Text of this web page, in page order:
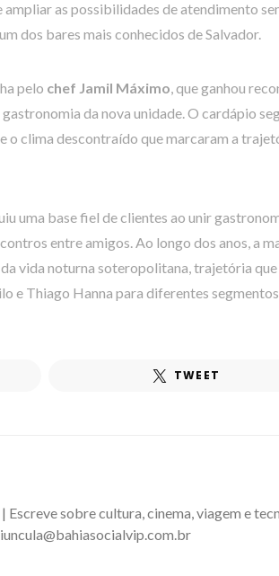
as possibilidades de atendimento
dos bares mais conhecidos de Salvador.
pelo chef Jamil Máximo, que ganhou
da nova unidade. O cardápio
o clima descontraído que marcaram a
uma base fiel de clientes ao unir
entre amigos. Ao longo dos anos, a
vida noturna soteropolitana, trajetória
e Thiago Hanna para diferentes
TWEET
Escreve sobre cultura, cinema, viagem e